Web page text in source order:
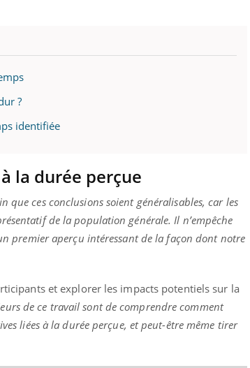
?
identifiée
la durée perçue
que ces conclusions soient généralisables, car les
de la population générale. Il n’empêche
premier aperçu intéressant de la façon dont notre
et explorer les impacts potentiels sur la
de ce travail sont de comprendre comment
liées à la durée perçue, et peut-être même tirer